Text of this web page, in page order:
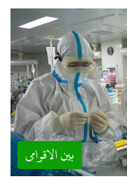
بین الاقوامی